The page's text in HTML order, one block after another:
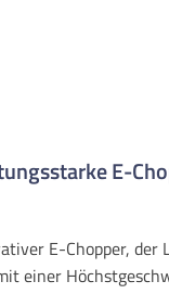
E-
E-Chopper,
einer